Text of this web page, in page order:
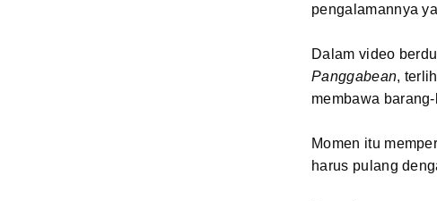
pengalamannya
Dalam video
Panggabean,
membawa
Momen itu
harus pulang